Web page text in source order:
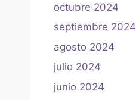
octubre 2024
septiembre 2024
agosto 2024
julio 2024
junio 2024